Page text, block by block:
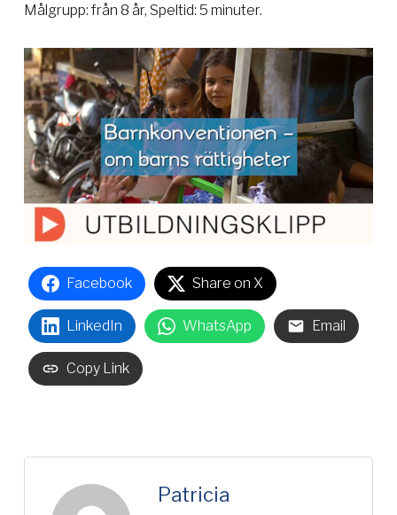
Målgrupp: från 8 år, Speltid: 5 minuter.
Facebook Share on X
LinkedIn WhatsApp Email
Copy Link
Patricia